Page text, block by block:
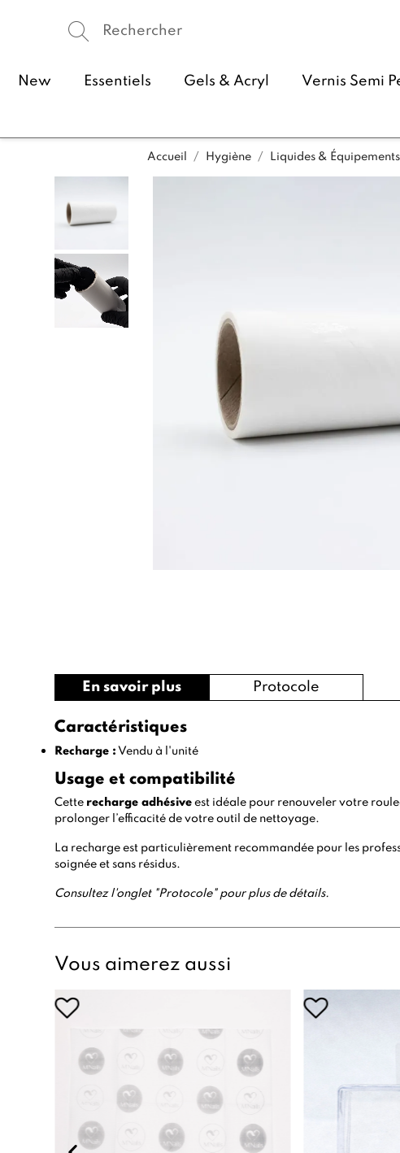
New Essentiels Gels & Acryl Vernis Semi
Accueil Hygiène Liquides & Équipements
En savoir plus Protocole
Caractéristiques
Recharge : Vendu à l'unité
Usage et compatibilité
Cette recharge adhésive est idéale pour renouveler votre
prolonger l’efficacité de votre outil de nettoyage.
La recharge est particulièrement recommandée pour les
soignée et sans résidus.
Consultez l'onglet "Protocole" pour plus de détails.
Vous aimerez aussi